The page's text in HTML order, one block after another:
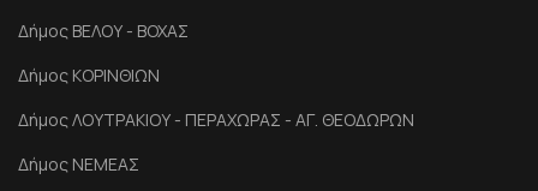
Δήμος ΒΕΛΟΥ - ΒΟΧΑΣ
Δήμος ΚΟΡΙΝΘΙΩΝ
Δήμος ΛΟΥΤΡΑΚΙΟΥ - ΠΕΡΑΧΩΡΑΣ - ΑΓ. ΘΕΟΔΩΡΩΝ
Δήμος ΝΕΜΕΑΣ